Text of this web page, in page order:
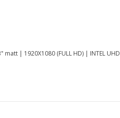
| 1920X1080 (FULL HD) | INTEL UHD